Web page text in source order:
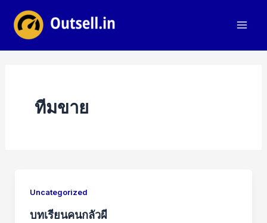
content
ทีมขาย
Uncategorized
บทเรียนคนกลัวผี